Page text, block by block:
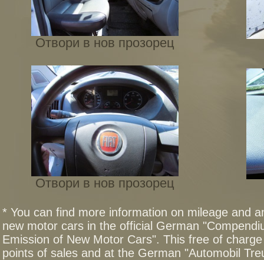
Отвори в нов прозорец
Отвори в нов прозорец
* You can find more information on mileage and
new motor cars in the official German
Emission of New Motor Cars". This free of
points of sales and at the German "Automobil